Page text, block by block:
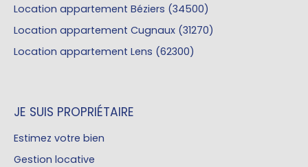
Location appartement Béziers (34500)
Location appartement Cugnaux (31270)
Location appartement Lens (62300)
JE SUIS PROPRIÉTAIRE
Estimez votre bien
Gestion locative